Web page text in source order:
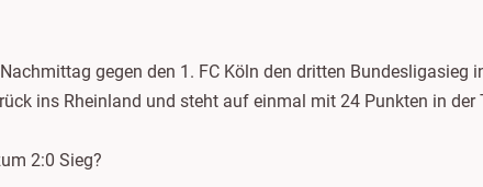
gegen den 1. FC Köln den dritten
ins Rheinland und steht auf einmal mit 24 Punkten in der
2:0 Sieg?